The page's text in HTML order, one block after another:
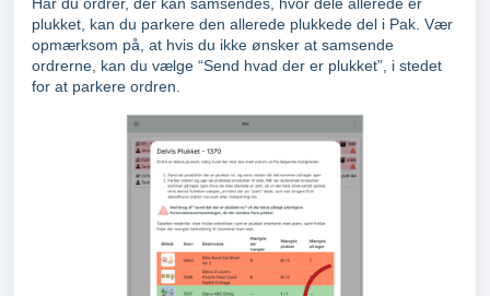
Har du ordrer, der kan samsendes, hvor dele allerede er
plukket, kan du parkere den allerede plukkede del i Pak. Vær
opmærksom på, at hvis du ikke ønsker at samsende
ordrerne, kan du vælge “Send hvad der er plukket”, i stedet
for at parkere ordren.